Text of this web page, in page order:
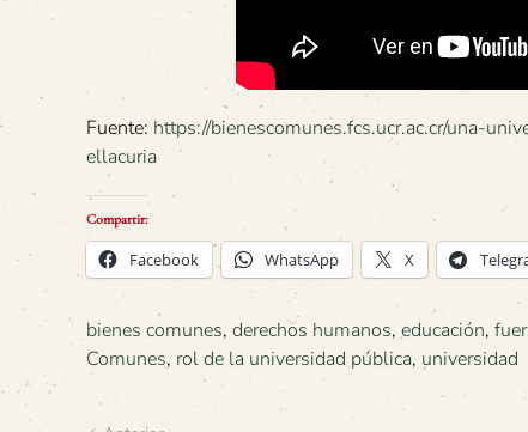
Fuente: https://bienescomunes.fcs.ucr.ac.cr/una-
ellacuria
Compartir:
Facebook WhatsApp X
bienes comunes, derechos humanos, educación,
Comunes, rol de la universidad pública, universidad